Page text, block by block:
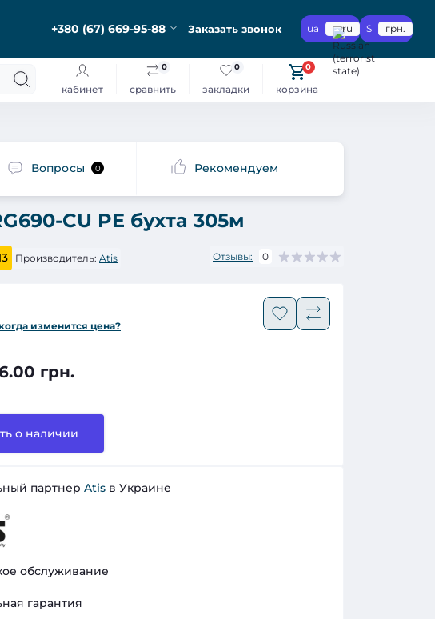
+380 (67) 669-95-88 Заказать звонок ua ru $ грн.
кабинет сравнить
0
закладки
0
корзина
0
Вопросы 0 Рекомендуем
CU PE бухта 305м
Производитель: Atis Отзывы: 0
изменится цена?
грн.
о наличии
партнер Atis в Украине
обслуживание
гарантия